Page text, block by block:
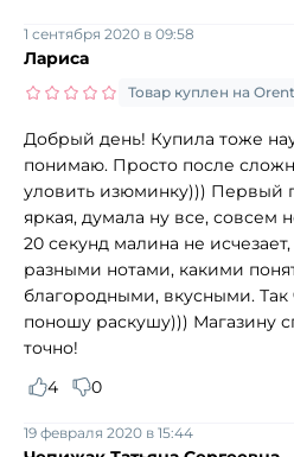
Лариса
1 сентября 2020 в 09:58
Товар куплен на
Добрый день! Купила тоже
понимаю. Просто после
уловить изюминку))) Первый
яркая, думала ну все, совсем
20 секунд малина не
разными нотами, какими
благородными, вкусными.
поношу раскушу))) Магазину
точно!
4
0
19 февраля 2020 в 15:44